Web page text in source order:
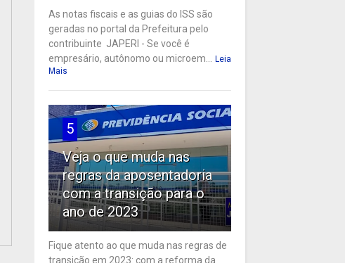
As notas fiscais e as guias do ISS são
geradas no portal da Prefeitura pelo
contribuinte JAPERI - Se você é
empresário, autônomo ou microem...
Leia
Mais
5
Veja o que muda nas
regras da aposentadoria
com a transição para o
ano de 2023
Fique atento ao que muda nas regras de
transição em 2023: com a reforma da